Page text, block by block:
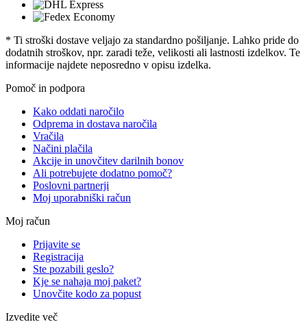
* Ti stroški dostave veljajo za standardno pošiljanje. Lahko pride do
dodatnih stroškov, npr. zaradi teže, velikosti ali lastnosti izdelkov. Te
informacije najdete neposredno v opisu izdelka.
Pomoč in podpora
Kako oddati naročilo
Odprema in dostava naročila
Vračila
Načini plačila
Akcije in unovčitev darilnih bonov
Ali potrebujete dodatno pomoč?
Poslovni partnerji
Moj uporabniški račun
Moj račun
Prijavite se
Registracija
Ste pozabili geslo?
Kje se nahaja moj paket?
Unovčite kodo za popust
Izvedite več